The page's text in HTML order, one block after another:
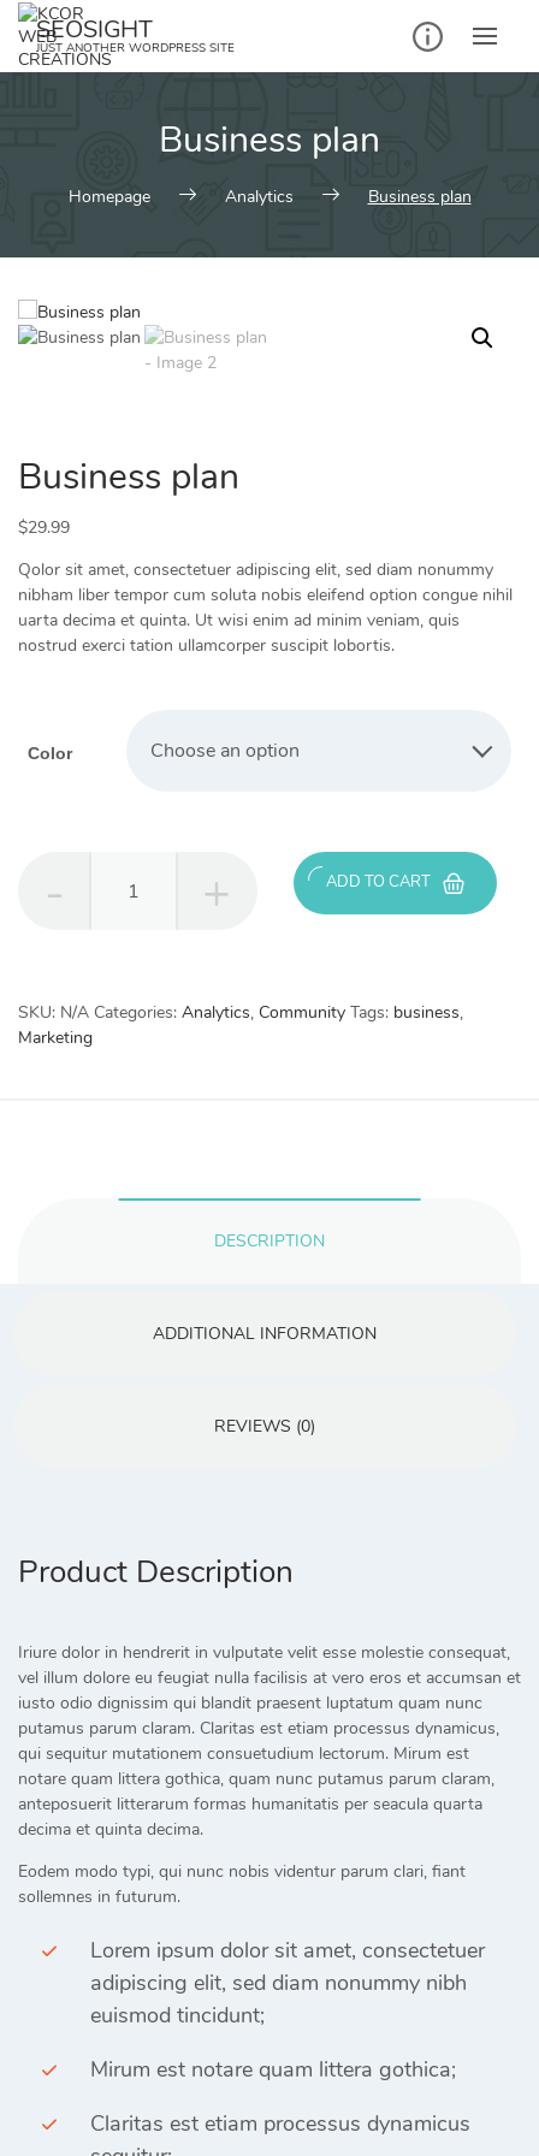
Skip
content
SEOSIGHT
JUST ANOTHER WORDPRESS SITE
Business plan
Homepage Analytics Business plan
Business plan
$29.99
Qolor sit amet, consectetuer adipiscing elit, sed diam nonummy
nibham liber tempor cum soluta nobis eleifend option congue nihil
uarta decima et quinta. Ut wisi enim ad minim veniam, quis
nostrud exerci tation ullamcorper suscipit lobortis.
Color Choose an option
ADD TO CART
SKU: N/A Categories: Analytics, Community Tags: business,
Marketing
DESCRIPTION
ADDITIONAL INFORMATION
REVIEWS (0)
Product Description
Iriure dolor in hendrerit in vulputate velit esse molestie consequat,
vel illum dolore eu feugiat nulla facilisis at vero eros et accumsan et
iusto odio dignissim qui blandit praesent luptatum quam nunc
putamus parum claram. Claritas est etiam processus dynamicus,
qui sequitur mutationem consuetudium lectorum. Mirum est
notare quam littera gothica, quam nunc putamus parum claram,
anteposuerit litterarum formas humanitatis per seacula quarta
decima et quinta decima.
Eodem modo typi, qui nunc nobis videntur parum clari, fiant
sollemnes in futurum.
Lorem ipsum dolor sit amet, consectetuer
adipiscing elit, sed diam nonummy nibh
euismod tincidunt;
Mirum est notare quam littera gothica;
Claritas est etiam processus dynamicus